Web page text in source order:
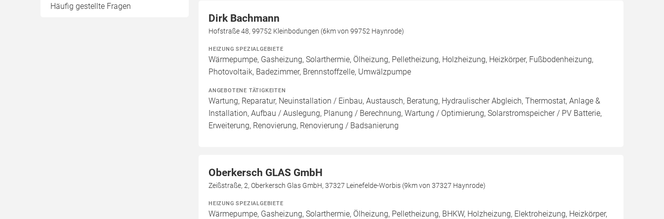
Häufig gestellte Fragen
Dirk Bachmann
Hofstraße 48, 99752 Kleinbodungen (6km von 99752 Haynrode)
HEIZUNG SPEZIALGEBIETE
Wärmepumpe, Gasheizung, Solarthermie, Ölheizung, Pelletheizung, Holzheizung, Heizkörper, Fußbodenheizung,
Photovoltaik, Badezimmer, Brennstoffzelle, Umwälzpumpe
ANGEBOTENE TÄTIGKEITEN
Wartung, Reparatur, Neuinstallation / Einbau, Austausch, Beratung, Hydraulischer Abgleich, Thermostat, Anlage &
Installation, Aufbau / Auslegung, Planung / Berechnung, Wartung / Optimierung, Solarstromspeicher / PV Batterie,
Erweiterung, Renovierung, Renovierung / Badsanierung
Oberkersch GLAS GmbH
Zeißstraße, 2, Oberkersch Glas GmbH, 37327 Leinefelde-Worbis (9km von 37327 Haynrode)
HEIZUNG SPEZIALGEBIETE
Wärmepumpe, Gasheizung, Solarthermie, Ölheizung, Pelletheizung, BHKW, Holzheizung, Elektroheizung, Heizkörper,